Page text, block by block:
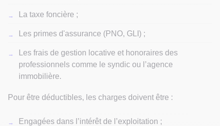
La taxe foncière ;
Les primes d'assurance (PNO, GLI) ;
Les frais de gestion locative et honoraires des
professionnels comme le syndic ou l’agence
immobilière.
Pour être déductibles, les charges doivent être :
Engagées dans l’intérêt de l’exploitation ;